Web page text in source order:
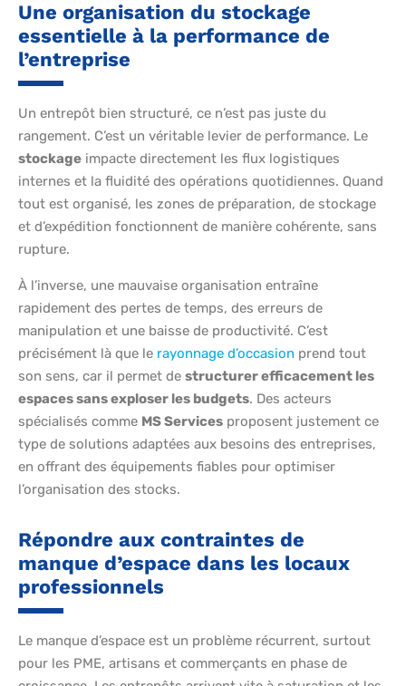
Une organisation du stockage
essentielle à la performance de
l’entreprise
Un entrepôt bien structuré, ce n’est pas juste du
rangement. C’est un véritable levier de performance. Le
stockage impacte directement les flux logistiques
internes et la fluidité des opérations quotidiennes. Quand
tout est organisé, les zones de préparation, de stockage
et d’expédition fonctionnent de manière cohérente, sans
rupture.
À l’inverse, une mauvaise organisation entraîne
rapidement des pertes de temps, des erreurs de
manipulation et une baisse de productivité. C’est
précisément là que le rayonnage d’occasion prend tout
son sens, car il permet de structurer efficacement les
espaces sans exploser les budgets. Des acteurs
spécialisés comme MS Services proposent justement ce
type de solutions adaptées aux besoins des entreprises,
en offrant des équipements fiables pour optimiser
l’organisation des stocks.
Répondre aux contraintes de
manque d’espace dans les locaux
professionnels
Le manque d’espace est un problème récurrent, surtout
pour les PME, artisans et commerçants en phase de